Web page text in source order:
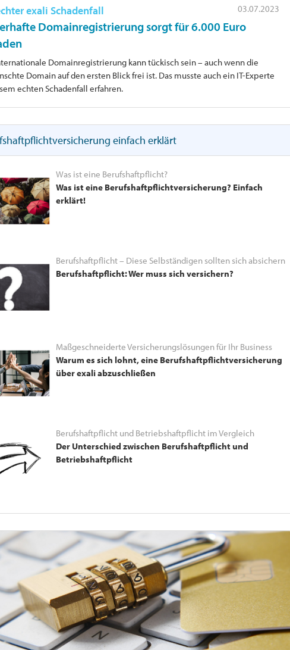
03.07.2023
exali Schadenfall
Domainregistrierung sorgt für 6.000 Euro
Domainregistrierung kann tückisch sein – auch wenn die
Domain auf den ersten Blick frei ist. Das musste auch ein IT-Experte
echten Schadenfall erfahren.
einfach erklärt
Was ist eine Berufshaftpflicht?
Was ist eine Berufshaftpflichtversicherung? Einfach
erklärt!
Berufshaftpflicht – Diese Selbständigen sollten sich absichern
Berufshaftpflicht: Wer muss sich versichern?
Maßgeschneiderte Versicherungslösungen für Ihr Business
Warum es sich lohnt, eine Berufshaftpflichtversicherung
über exali abzuschließen
Berufshaftpflicht und Betriebshaftpflicht im Vergleich
Der Unterschied zwischen Berufshaftpflicht und
Betriebshaftpflicht